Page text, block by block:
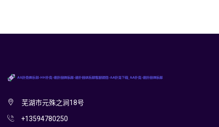
芜湖市元殊之涧18号
+13594780250